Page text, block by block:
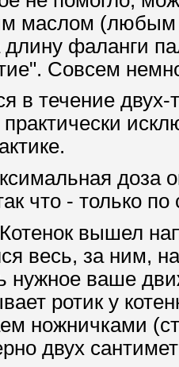
маслом (любым
длину фаланги
Совсем
в течение
практически
доза
что - только
вышел
весь, за ним,
нужное ваше
ротик у
ножничками
двух